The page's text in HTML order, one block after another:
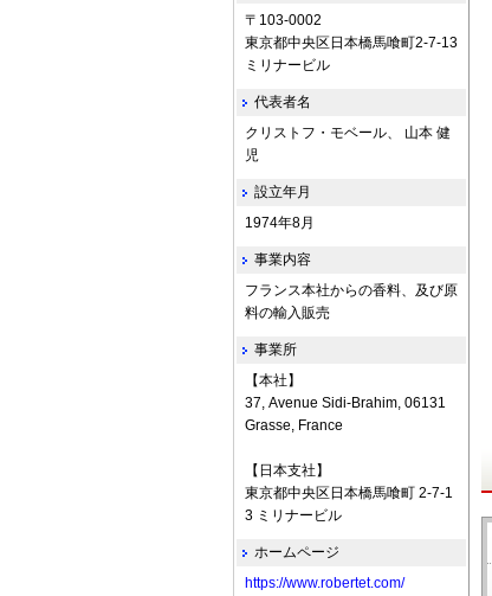
〒103-0002
東京都中央区日本橋馬喰町2-7-13
ミリナービル
代表者名
クリストフ・モベール、 山本 健
児
設立年月
1974年8月
事業内容
フランス本社からの香料、及び原
料の輸入販売
事業所
【本社】
37, Avenue Sidi-Brahim, 06131
Grasse, France
【日本支社】
東京都中央区日本橋馬喰町 2-7-1
3 ミリナービル
ホームページ
https://www.robertet.com/